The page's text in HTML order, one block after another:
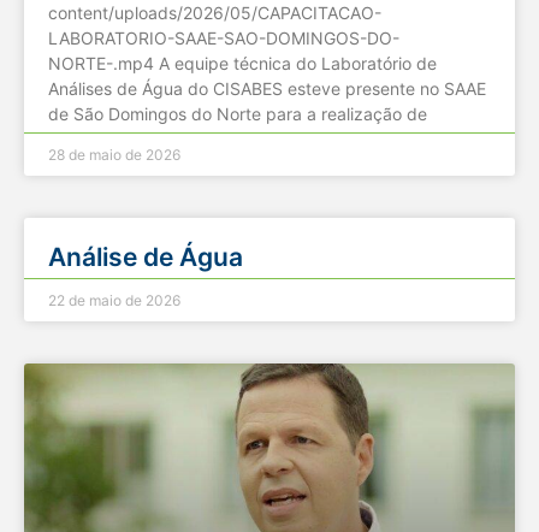
content/uploads/2026/05/CAPACITACAO-
LABORATORIO-SAAE-SAO-DOMINGOS-DO-
NORTE-.mp4 A equipe técnica do Laboratório de
Análises de Água do CISABES esteve presente no SAAE
de São Domingos do Norte para a realização de
28 de maio de 2026
Análise de Água
22 de maio de 2026